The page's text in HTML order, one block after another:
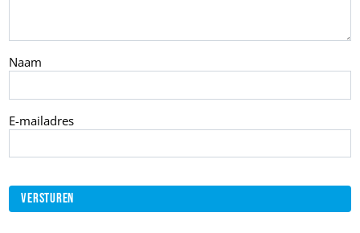
Naam
E-mailadres